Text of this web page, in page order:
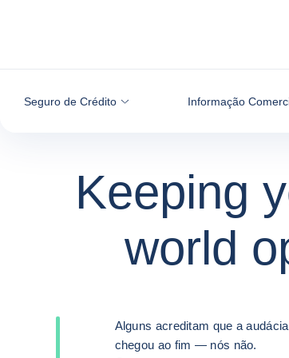
Seguro de Crédito Informação
em
Keeping
world
Alguns acreditam que a
chegou ao fim — nós não.
Como
e em
Keeping
world
Alguns acreditam que a
chegou ao fim — nós não.